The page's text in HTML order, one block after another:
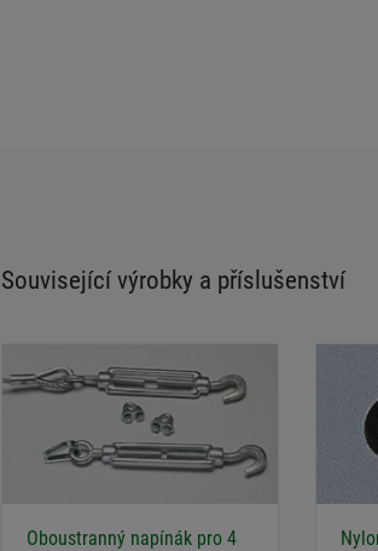
Související výrobky a příslušenství
Oboustranný napínák pro 4